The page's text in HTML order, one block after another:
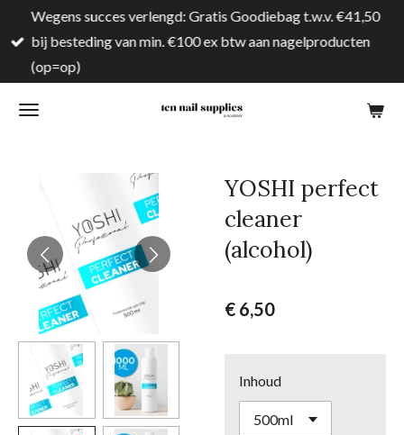
direct
naar
hoofdinhoud
Wegens succes verlengd: Gratis Goodiebag t.w.v. €41,50
bij besteding van min. €100 ex btw aan nagelproducten
(op=op)
YOSHI perfect
cleaner
(alcohol)
€ 6,50
Inhoud